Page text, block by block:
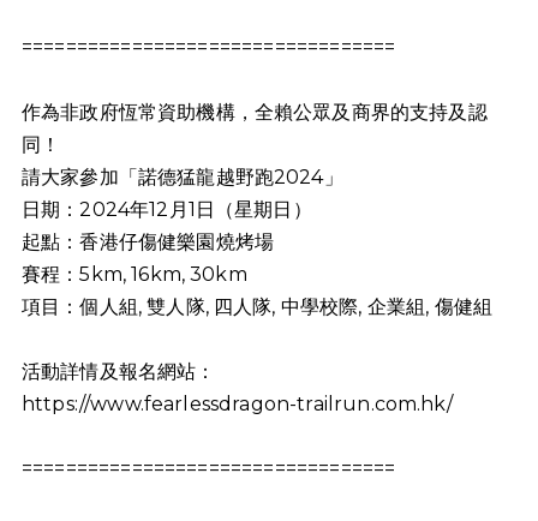
==================================
作為非政府恆常資助機構，全賴公眾及商界的支持及認
同！
請大家參加「諾德猛龍越野跑2024」
日期：2024年12月1日（星期日）
起點：香港仔傷健樂園燒烤場
賽程：5km, 16km, 30km
項目：個人組, 雙人隊, 四人隊, 中學校際, 企業組, 傷健組
活動詳情及報名網站：
https://www.fearlessdragon-trailrun.com.hk/
==================================